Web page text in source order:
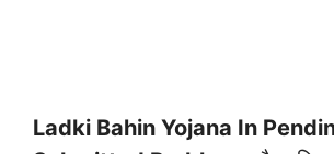
Ladki Bahin Yojana In